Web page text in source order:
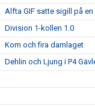
Alfta GIF satte sigill på
Division 1-kollen 1.0
Kom och fira damlaget
Dehlin och Ljung i P4